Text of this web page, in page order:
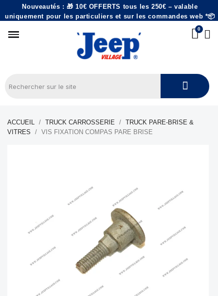
Nouveautés : 🎁 10€ OFFERTS tous les 250€ – valable
uniquement pour les particuliers et sur les commandes web *📦
ACCUEIL TRUCK CARROSSERIE
TRUCK PARE-BRISE &
VITRES
VIS FIXATION COMPAS PARE BRISE